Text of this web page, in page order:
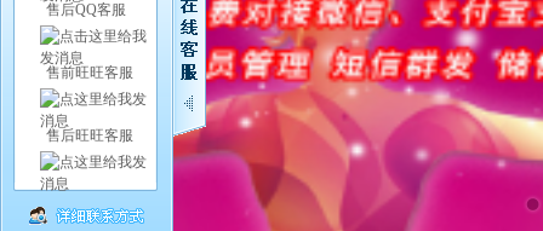
售后QQ客服
售前旺旺客服
售后旺旺客服